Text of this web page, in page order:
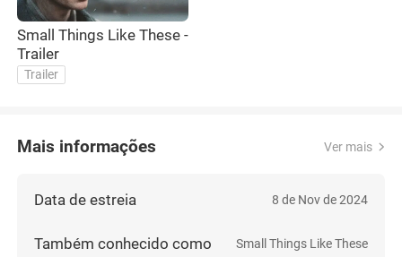
Small Things Like These -
Trailer
Trailer
Mais informações Ver mais
Data de estreia 8 de Nov de 2024
Também conhecido como Small Things Like These